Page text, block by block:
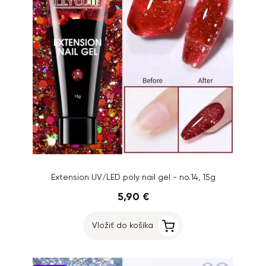
Extension UV/LED poly nail gel - no.14, 15g
5,90 €
Vložiť do košíka